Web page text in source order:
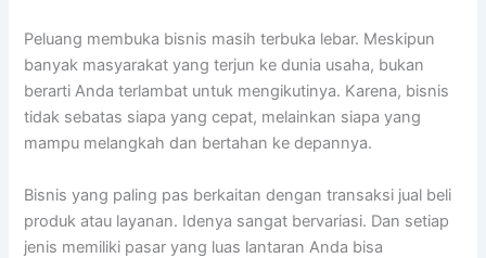
Peluang membuka bisnis masih terbuka lebar. Meskipun
banyak masyarakat yang terjun ke dunia usaha, bukan
berarti Anda terlambat untuk mengikutinya. Karena, bisnis
tidak sebatas siapa yang cepat, melainkan siapa yang
mampu melangkah dan bertahan ke depannya.
Bisnis yang paling pas berkaitan dengan transaksi jual beli
produk atau layanan. Idenya sangat bervariasi. Dan setiap
jenis memiliki pasar yang luas lantaran Anda bisa